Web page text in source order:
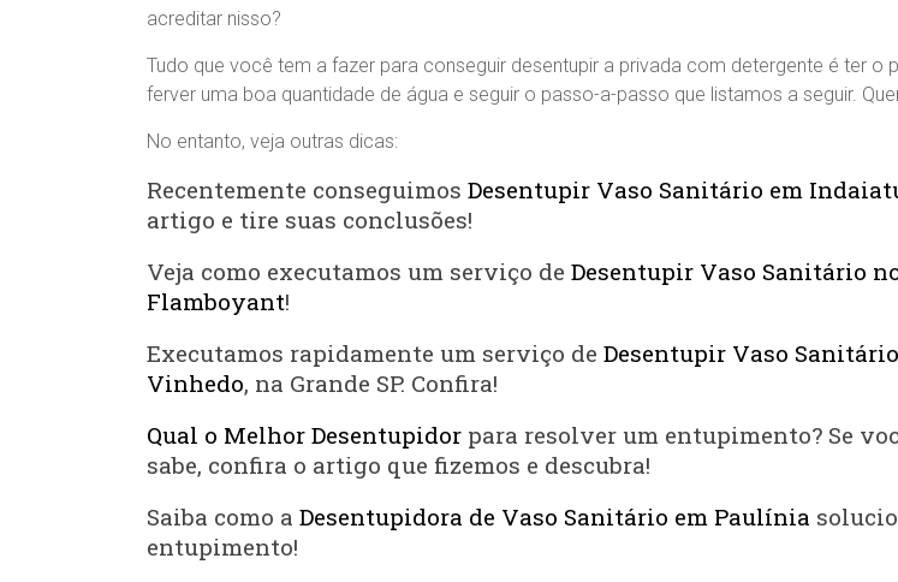
acreditar nisso?
Tudo que você tem a fazer para conseguir desentupir a privada com detergente é ter o
ferver uma boa quantidade de água e seguir o passo-a-passo que listamos a seguir.
No entanto, veja outras dicas:
Recentemente conseguimos Desentupir Vaso Sanitário em
artigo e tire suas conclusões!
Veja como executamos um serviço de Desentupir Vaso Sanitário
Flamboyant!
Executamos rapidamente um serviço de Desentupir Vaso
Vinhedo, na Grande SP. Confira!
Qual o Melhor Desentupidor para resolver um entupimento? Se
sabe, confira o artigo que fizemos e descubra!
Saiba como a Desentupidora de Vaso Sanitário em Paulínia
entupimento!